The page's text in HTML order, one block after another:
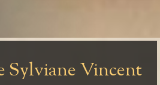
Sylviane Vincent